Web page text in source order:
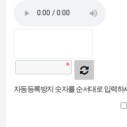
자동등록방지 숫자를 순서대로 입력하